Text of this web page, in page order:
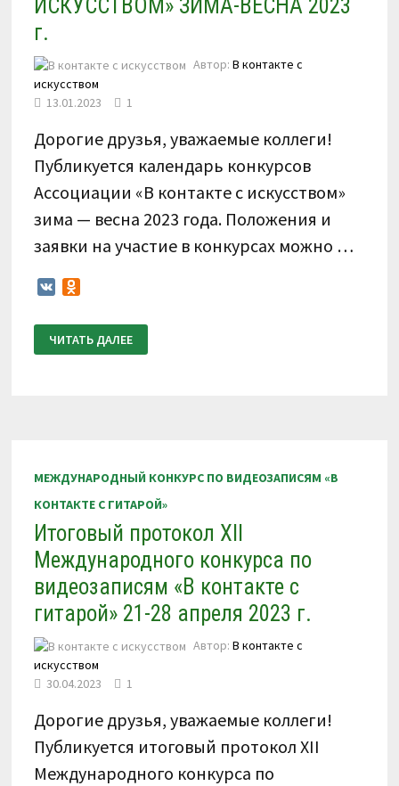
ИСКУССТВОМ» ЗИМА-ВЕСНА 2023
г.
Автор:В контакте с
искусством
13.01.2023
1
Дорогие друзья, уважаемые коллеги!
Публикуется календарь конкурсов
Ассоциации «В контакте с искусством»
зима — весна 2023 года. Положения и
заявки на участие в конкурсах можно …
VK
КАЛЕНДАРЬ
КОНКУРСОВ
АССОЦИАЦИИ
ЧИТАТЬ ДАЛЕЕ
МЕЖДУНАРОДНЫЙ КОНКУРС ПО ВИДЕОЗАПИСЯМ «В
КОНТАКТЕ С ГИТАРОЙ»
Итоговый протокол XII
Международного конкурса по
видеозаписям «В контакте с
гитарой» 21-28 апреля 2023 г.
Автор:В контакте с
искусством
30.04.2023
1
Дорогие друзья, уважаемые коллеги!
Публикуется итоговый протокол XII
Международного конкурса по